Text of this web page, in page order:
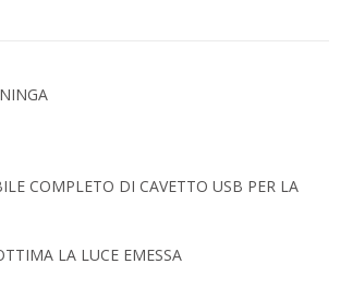
COMPLETO DI CAVETTO USB PER LA
LA LUCE EMESSA